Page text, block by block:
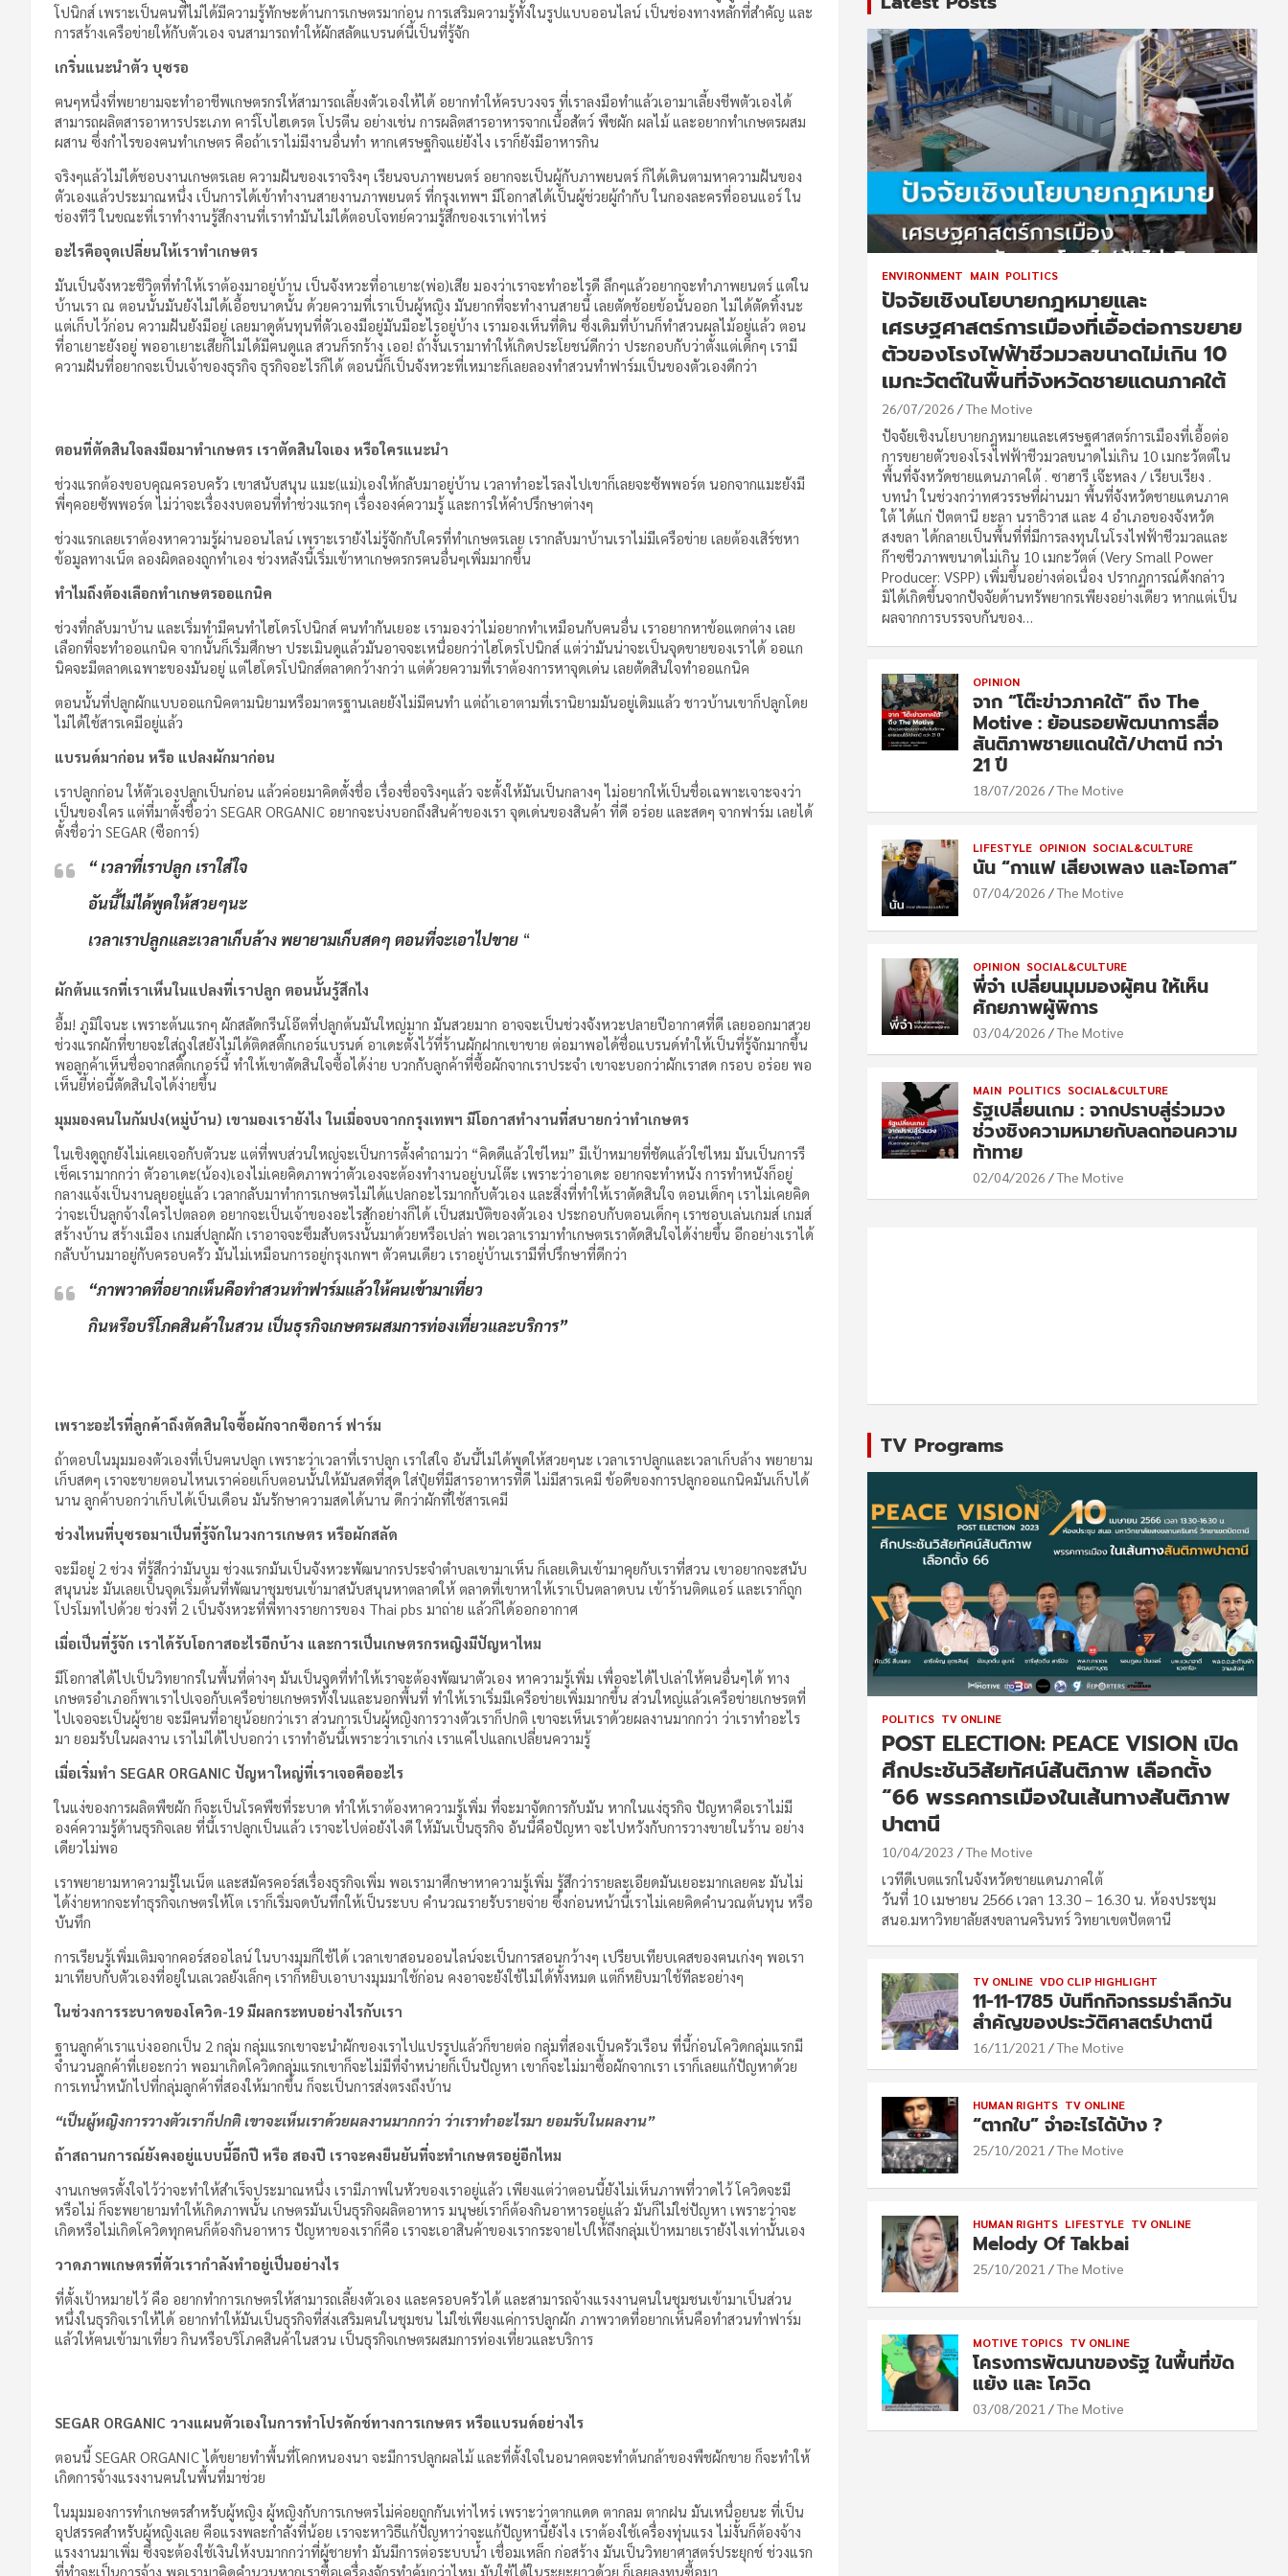
โปนิกส์ เพราะเป็นฅนที่ไม่ได้มีความรู้ทักษะด้านการเกษตรมาก่อน การเสริมความรู้ทั้งในรูปแบบออนไลน์ เป็นช่องทางหลักที่สำคัญ และ
การสร้างเครือข่ายให้กับตัวเอง จนสามารถทำให้ผักสลัดแบรนด์นี้เป็นที่รู้จัก
เกริ่นแนะนำตัว บุซรอ
ฅนๆหนึ่งที่พยายามจะทำอาชีพเกษตรกรให้สามารถเลี้ยงตัวเองให้ได้ อยากทำให้ครบวงจร ที่เราลงมือทำแล้วเอามาเลี้ยงชีพตัวเองได้
สามารถผลิตสารอาหารประเภท คาร์โบไฮเดรต โปรตีน อย่างเช่น การผลิตสารอาหารจากเนื้อสัตว์ พืชผัก ผลไม้ และอยากทำเกษตรผสม
ผสาน ซึ่งกำไรของฅนทำเกษตร คือถ้าเราไม่มีงานอื่นทำ หากเศรษฐกิจแย่ยังไง เราก็ยังมีอาหารกิน
จริงๆแล้วไม่ได้ชอบงานเกษตรเลย ความฝันของเราจริงๆ เรียนจบภาพยนตร์ อยากจะเป็นผู้กับภาพยนตร์ ก็ได้เดินตามหาความฝันของ
ตัวเองแล้วประมาณหนึ่ง เป็นการได้เข้าทำงานสายงานภาพยนตร์ ที่กรุงเทพฯ มีโอกาสได้เป็นผู้ช่วยผู้กำกับ ในกองละครที่ออนแอร์ ใน
ช่องทีวี ในขณะที่เราทำงานรู้สึกงานที่เราทำมันไม่ได้ตอบโจทย์ความรู้สึกของเราเท่าไหร่
อะไรคือจุดเปลี่ยนให้เราทำเกษตร
มันเป็นจังหวะชีวิตที่ทำให้เราต้องมาอยู่บ้าน เป็นจังหวะที่อาเยาะ(พ่อ)เสีย มองว่าเราจะทำอะไรดี ลึกๆแล้วอยากจะทำภาพยนตร์ แต่ใน
บ้านเรา ณ ตอนนั้นมันยังไม่ได้เอื้อขนาดนั้น ด้วยความที่เราเป็นผู้หญิง มันยากที่จะทำงานสายนี้ เลยตัดช้อยข้อนั้นออก ไม่ได้ตัดทิ้งนะ
แต่เก็บไว้ก่อน ความฝันยังมีอยู่ เลยมาดูต้นทุนที่ตัวเองมีอยู่มันมีอะไรอยู่บ้าง เรามองเห็นที่ดิน ซึ่งเดิมที่บ้านก็ทำสวนผลไม้อยู่แล้ว ตอน
ที่อาเยาะยังอยู่ พออาเยาะเสียก็ไม่ได้มีฅนดูแล สวนก็รกร้าง เออ! ถ้างั้นเรามาทำให้เกิดประโยชน์ดีกว่า ประกอบกับว่าตั้งแต่เด็กๆ เรามี
ความฝันที่อยากจะเป็นเจ้าของธุรกิจ ธุรกิจอะไรก็ได้ ตอนนี้ก็เป็นจังหวะที่เหมาะก็เลยลองทำสวนทำฟาร์มเป็นของตัวเองดีกว่า
ตอนที่ตัดสินใจลงมือมาทำเกษตร เราตัดสินใจเอง หรือใครแนะนำ
ช่วงแรกต้องขอบคุณครอบครัว เขาสนับสนุน แมะ(แม่)เองให้กลับมาอยู่บ้าน เวลาทำอะไรลงไปเขาก็เลยจะซัพพอร์ต นอกจากแมะยังมี
พี่ๆคอยซัพพอร์ต ไม่ว่าจะเรื่องงบตอนที่ทำช่วงแรกๆ เรื่ององค์ความรู้ และการให้คำปรึกษาต่างๆ
ช่วงแรกเลยเราต้องหาความรู้ผ่านออนไลน์ เพราะเรายังไม่รู้จักกับใครที่ทำเกษตรเลย เรากลับมาบ้านเราไม่มีเครือข่าย เลยต้องเสิร์ชหา
ข้อมูลทางเน็ต ลองผิดลองถูกทำเอง ช่วงหลังนี้เริ่มเข้าหาเกษตรกรฅนอื่นๆเพิ่มมากขึ้น
ทำไมถึงต้องเลือกทำเกษตรออแกนิค
ช่วงที่กลับมาบ้าน และเริ่มทำมีฅนทำไฮโดรโปนิกส์ ฅนทำกันเยอะ เรามองว่าไม่อยากทำเหมือนกับฅนอื่น เราอยากหาข้อแตกต่าง เลย
เลือกที่จะทำออแกนิค จากนั้นก็เริ่มศึกษา ประเมินดูแล้วมันอาจจะเหนื่อยกว่าไฮโดรโปนิกส์ แต่ว่ามันน่าจะเป็นจุดขายของเราได้ ออแก
นิคจะมีตลาดเฉพาะของมันอยู่ แต่ไฮโดรโปนิกส์ตลาดกว้างกว่า แต่ด้วยความที่เราต้องการหาจุดเด่น เลยตัดสินใจทำออแกนิค
ตอนนั้นที่ปลูกผักแบบออแกนิคตามนิยามหรือมาตรฐานเลยยังไม่มีฅนทำ แต่ถ้าเอาตามที่เรานิยามมันอยู่เดิมแล้ว ชาวบ้านเขาก็ปลูกโดย
ไม่ได้ใช้สารเคมีอยู่แล้ว
แบรนด์มาก่อน หรือ แปลงผักมาก่อน
เราปลูกก่อน ให้ตัวเองปลูกเป็นก่อน แล้วค่อยมาคิดตั้งชื่อ เรื่องชื่อจริงๆแล้ว จะตั้งให้มันเป็นกลางๆ ไม่อยากให้เป็นชื่อเฉพาะเจาะจงว่า
เป็นของใคร แต่ที่มาตั้งชื่อว่า SEGAR ORGANIC อยากจะบ่งบอกถึงสินค้าของเรา จุดเด่นของสินค้า ที่ดี อร่อย และสดๆ จากฟาร์ม เลยได้
ตั้งชื่อว่า SEGAR (ซือการ์)
“ เวลาที่เราปลูก เราใส่ใจ
อันนี้ไม่ได้พูดให้สวยๆนะ
เวลาเราปลูกและเวลาเก็บล้าง พยายามเก็บสดๆ ตอนที่จะเอาไปขาย “
ผักต้นแรกที่เราเห็นในแปลงที่เราปลูก ตอนนั้นรู้สึกไง
อื้ม! ภูมิใจนะ เพราะต้นแรกๆ ผักสลัดกรีนโอ๊ตที่ปลูกต้นมันใหญ่มาก มันสวยมาก อาจจะเป็นช่วงจังหวะปลายปีอากาศที่ดี เลยออกมาสวย
ช่วงแรกผักที่ขายจะใส่ถุงใสยังไม่ได้ติดสติ๊กเกอร์แบรนด์ อาเดะตั้งไว้ที่ร้านผักฝากเขาขาย ต่อมาพอได้ชื่อแบรนด์ทำให้เป็นที่รู้จักมากขึ้น
พอลูกค้าเห็นชื่อจากสติ๊กเกอร์นี้ ทำให้เขาตัดสินใจซื้อได้ง่าย บวกกับลูกค้าที่ซื้อผักจากเราประจำ เขาจะบอกว่าผักเราสด กรอบ อร่อย พอ
เห็นยี้ห่อนี้ตัดสินใจได้ง่ายขึ้น
มุมมองฅนในกัมปง(หมู่บ้าน) เขามองเรายังไง ในเมื่อจบจากกรุงเทพฯ มีโอกาสทำงานที่สบายกว่าทำเกษตร
ในเชิงดูถูกยังไม่เคยเจอกับตัวนะ แต่ที่พบส่วนใหญ่จะเป็นการตั้งคำถามว่า “คิดดีแล้วใช่ไหม” มีเป้าหมายที่ชัดแล้วใช่ไหม มันเป็นการรี
เช็คเรามากกว่า ตัวอาเดะ(น้อง)เองไม่เคยคิดภาพว่าตัวเองจะต้องทำงานอยู่บนโต๊ะ เพราะว่าอาเดะ อยากจะทำหนัง การทำหนังก็อยู่
กลางแจ้งเป็นงานลุยอยู่แล้ว เวลากลับมาทำการเกษตรไม่ได้แปลกอะไรมากกับตัวเอง และสิ่งที่ทำให้เราตัดสินใจ ตอนเด็กๆ เราไม่เคยคิด
ว่าจะเป็นลูกจ้างใครไปตลอด อยากจะเป็นเจ้าของอะไรสักอย่างก็ได้ เป็นสมบัติของตัวเอง ประกอบกับตอนเด็กๆ เราชอบเล่นเกมส์ เกมส์
สร้างบ้าน สร้างเมือง เกมส์ปลูกผัก เราอาจจะซึมสับตรงนั้นมาด้วยหรือเปล่า พอเวลาเรามาทำเกษตรเราตัดสินใจได้ง่ายขึ้น อีกอย่างเราได้
กลับบ้านมาอยู่กับครอบครัว มันไม่เหมือนการอยู่กรุงเกพฯ ตัวฅนเดียว เราอยู่บ้านเรามีที่ปรึกษาที่ดีกว่า
“ภาพวาดที่อยากเห็นคือทำสวนทำฟาร์มแล้วให้ฅนเข้ามาเที่ยว
กินหรือบริโภคสินค้าในสวน เป็นธุรกิจเกษตรผสมการท่องเที่ยวและบริการ”
เพราะอะไรที่ลูกค้าถึงตัดสินใจซื้อผักจากซือการ์ ฟาร์ม
ถ้าตอบในมุมมองตัวเองที่เป็นฅนปลูก เพราะว่าเวลาที่เราปลูก เราใส่ใจ อันนี้ไม่ได้พูดให้สวยๆนะ เวลาเราปลูกและเวลาเก็บล้าง พยายาม
เก็บสดๆ เราจะขายตอนไหนเราค่อยเก็บตอนนั้นให้มันสดที่สุด ใส่ปุ๋ยที่มีสารอาหารที่ดี ไม่มีสารเคมี ข้อดีของการปลูกออแกนิคมันเก็บได้
นาน ลูกค้าบอกว่าเก็บได้เป็นเดือน มันรักษาความสดได้นาน ดีกว่าผักที่ใช้สารเคมี
ช่วงไหนที่บุซรอมาเป็นที่รู้จักในวงการเกษตร หรือผักสลัด
จะมีอยู่ 2 ช่วง ที่รู้สึกว่ามันบูม ช่วงแรกมันเป็นจังหวะพัฒนากรประจำตำบลเขามาเห็น ก็เลยเดินเข้ามาคุยกับเราที่สวน เขาอยากจะสนับ
สนุนน่ะ มันเลยเป็นจุดเริ่มต้นที่พัฒนาชุมชนเข้ามาสนับสนุนหาตลาดให้ ตลาดที่เขาหาให้เราเป็นตลาดบน เข้าร้านติดแอร์ และเราก็ถูก
โปรโมทไปด้วย ช่วงที่ 2 เป็นจังหวะที่พี่ทางรายการของ Thai pbs มาถ่าย แล้วก็ได้ออกอากาศ
เมื่อเป็นที่รู้จัก เราได้รับโอกาสอะไรอีกบ้าง และการเป็นเกษตรกรหญิงมีปัญหาไหม
มีโอกาสได้ไปเป็นวิทยากรในพื้นที่ต่างๆ มันเป็นจุดที่ทำให้เราจะต้องพัฒนาตัวเอง หาความรู้เพิ่ม เพื่อจะได้ไปเล่าให้ฅนอื่นๆได้ ทาง
เกษตรอำเภอก็พาเราไปเจอกับเครือข่ายเกษตรทั้งในและนอกพื้นที่ ทำให้เราเริ่มมีเครือข่ายเพิ่มมากขึ้น ส่วนใหญ่แล้วเครือข่ายเกษรตที่
ไปเจอจะเป็นผู้ชาย จะมีฅนที่อายุน้อยกว่าเรา ส่วนการเป็นผู้หญิงการวางตัวเราก็ปกติ เขาจะเห็นเราด้วยผลงานมากกว่า ว่าเราทำอะไร
มา ยอมรับในผลงาน เราไม่ได้ไปบอกว่า เราทำอันนี้เพราะว่าเราเก่ง เราแค่ไปแลกเปลี่ยนความรู้
เมื่อเริ่มทำ SEGAR ORGANIC ปัญหาใหญ่ที่เราเจอคืออะไร
ในแง่ของการผลิตพืชผัก ก็จะเป็นโรคพืชที่ระบาด ทำให้เราต้องหาความรู้เพิ่ม ที่จะมาจัดการกับมัน หากในแง่ธุรกิจ ปัญหาคือเราไม่มี
องค์ความรู้ด้านธุรกิจเลย ที่นี้เราปลูกเป็นแล้ว เราจะไปต่อยังไงดี ให้มันเป็นธุรกิจ อันนี้คือปัญหา จะไปหวังกับการวางขายในร้าน อย่าง
เดียวไม่พอ
เราพยายามหาความรู้ในเน็ต และสมัครคอร์สเรื่องธุรกิจเพิ่ม พอเรามาศึกษาหาความรู้เพิ่ม รู้สึกว่ารายละเอียดมันเยอะมากเลยคะ มันไม่
ได้ง่ายหากจะทำธุรกิจเกษตรให้โต เราก็เริ่มจดบันทึกให้เป็นระบบ คำนวณรายรับรายจ่าย ซึ่งก่อนหน้านี้เราไม่เคยคิดคำนวณต้นทุน หรือ
บันทึก
การเรียนรู้เพิ่มเติมจากคอร์สออไลน์ ในบางมุมก็ใช้ได้ เวลาเขาสอนออนไลน์จะเป็นการสอนกว้างๆ เปรียบเทียบเคสของฅนเก่งๆ พอเรา
มาเทียบกับตัวเองที่อยู่ในเลเวลยังเล็กๆ เราก็หยิบเอาบางมุมมาใช้ก่อน คงอาจะยังใช้ไม่ได้ทั้งหมด แต่ก็หยิบมาใช้ทีละอย่างๆ
ในช่วงการระบาดของโควิด-19 มีผลกระทบอย่างไรกับเรา
ฐานลูกค้าเราแบ่งออกเป็น 2 กลุ่ม กลุ่มแรกเขาจะนำผักของเราไปแปรรูปแล้วก็ขายต่อ กลุ่มที่สองเป็นครัวเรือน ที่นี้ก่อนโควิดกลุ่มแรกมี
จำนวนลูกค้าที่เยอะกว่า พอมาเกิดโควิดกลุ่มแรกเขาก็จะไม่มีที่จำหน่ายก็เป็นปัญหา เขาก็จะไม่มาซื้อผักจากเรา เราก็เลยแก้ปัญหาด้วย
การเทน้ำหนักไปที่กลุ่มลูกค้าที่สองให้มากขึ้น ก็จะเป็นการส่งตรงถึงบ้าน
“เป็นผู้หญิงการวางตัวเราก็ปกติ เขาจะเห็นเราด้วยผลงานมากกว่า ว่าเราทำอะไรมา ยอมรับในผลงาน”
ถ้าสถานการณ์ยังคงอยู่แบบนี้อีกปี หรือ สองปี เราจะคงยืนยันที่จะทำเกษตรอยู่อีกไหม
งานเกษตรตั้งใจไว้ว่าจะทำให้สำเร็จประมาณหนึ่ง เรามีภาพในหัวของเราอยู่แล้ว เพียงแต่ว่าตอนนี้ยังไม่เห็นภาพที่วาดไว้ โควิดจะมี
หรือไม่ ก็จะพยายามทำให้เกิดภาพนั้น เกษตรมันเป็นธุรกิจผลิตอาหาร มนุษย์เราก็ต้องกินอาหารอยู่แล้ว มันก็ไม่ใช่ปัญหา เพราะว่าจะ
เกิดหรือไม่เกิดโควิดทุกฅนก็ต้องกินอาหาร ปัญหาของเราก็คือ เราจะเอาสินค้าของเรากระจายไปให้ถึงกลุ่มเป้าหมายเรายังไงเท่านั้นเอง
วาดภาพเกษตรที่ตัวเรากำลังทำอยู่เป็นอย่างไร
ที่ตั้งเป้าหมายไว้ คือ อยากทำการเกษตรให้สามารถเลี้ยงตัวเอง และครอบครัวได้ และสามารถจ้างแรงงานฅนในชุมชนเข้ามาเป็นส่วน
หนึ่งในธุรกิจเราให้ได้ อยากทำให้มันเป็นธุรกิจที่ส่งเสริมฅนในชุมชน ไม่ใช่เพียงแค่การปลูกผัก ภาพวาดที่อยากเห็นคือทำสวนทำฟาร์ม
แล้วให้ฅนเข้ามาเที่ยว กินหรือบริโภคสินค้าในสวน เป็นธุรกิจเกษตรผสมการท่องเที่ยวและบริการ
SEGAR ORGANIC วางแผนตัวเองในการทำโปรดักช์ทางการเกษตร หรือแบรนด์อย่างไร
ตอนนี้ SEGAR ORGANIC ได้ขยายทำพื้นที่โคกหนองนา จะมีการปลูกผลไม้ และที่ตั้งใจในอนาคตจะทำต้นกล้าของพืชผักขาย ก็จะทำให้
เกิดการจ้างแรงงานฅนในพื้นที่มาช่วย
ในมุมมองการทำเกษตรสำหรับผู้หญิง ผู้หญิงกับการเกษตรไม่ค่อยถูกกันเท่าไหร่ เพราะว่าตากแดด ตากลม ตากฝน มันเหนื่อยนะ ที่เป็น
อุปสรรคสำหรับผู้หญิงเลย คือแรงพละกำลังที่น้อย เราจะหาวิธีแก้ปัญหาว่าจะแก้ปัญหานี้ยังไง เราต้องใช้เครื่องทุ่นแรง ไม่งั้นก็ต้องจ้าง
แรงงานมาเพิ่ม ซึ่งจะต้องใช้เงินให้งบมากกว่าที่ผู้ชายทำ มันมีการต่อระบบน้ำ เชื่อมเหล็ก ก่อสร้าง มันเป็นวิทยาศาสตร์ประยุกช์ ช่วงแรก
ที่ทำจะเป็นการจ้าง พอเรามาคิดคำนวนหากเราซื้อเครื่องจักรทำคุ้มกว่าไหม มันใช้ได้ในระยะยาวด้วย ก็เลยลงทุนซื้อมา
ENVIRONMENT MAIN POLITICS
ปัจจัยเชิงนโยบายกฎหมายและ
เศรษฐศาสตร์การเมืองที่เอื้อต่อการขยาย
ตัวของโรงไฟฟ้าชีวมวลขนาดไม่เกิน 10
เมกะวัตต์ในพื้นที่จังหวัดชายแดนภาคใต้
26/07/2026 The Motive
ปัจจัยเชิงนโยบายกฎหมายและเศรษฐศาสตร์การเมืองที่เอื้อต่อ
การขยายตัวของโรงไฟฟ้าชีวมวลขนาดไม่เกิน 10 เมกะวัตต์ใน
พื้นที่จังหวัดชายแดนภาคใต้ . ซาฮารี เจ๊ะหลง / เรียบเรียง .
บทนำ ในช่วงกว่าทศวรรษที่ผ่านมา พื้นที่จังหวัดชายแดนภาค
ใต้ ได้แก่ ปัตตานี ยะลา นราธิวาส และ 4 อำเภอของจังหวัด
สงขลา ได้กลายเป็นพื้นที่ที่มีการลงทุนในโรงไฟฟ้าชีวมวลและ
ก๊าซชีวภาพขนาดไม่เกิน 10 เมกะวัตต์ (Very Small Power
Producer: VSPP) เพิ่มขึ้นอย่างต่อเนื่อง ปรากฏการณ์ดังกล่าว
มิได้เกิดขึ้นจากปัจจัยด้านทรัพยากรเพียงอย่างเดียว หากแต่เป็น
ผลจากการบรรจบกันของ…
OPINION
จาก “โต๊ะข่าวภาคใต้” ถึง The
Motive : ย้อนรอยพัฒนาการสื่อ
สันติภาพชายแดนใต้/ปาตานี กว่า
21 ปี
18/07/2026 The Motive
LIFESTYLE OPINION SOCIAL&CULTURE
นัน “กาแฟ เสียงเพลง และโอกาส”
07/04/2026 The Motive
OPINION SOCIAL&CULTURE
พี่จ๋า เปลี่ยนมุมมองผู้ฅน ให้เห็น
ศักยภาพผู้พิการ
03/04/2026 The Motive
MAIN POLITICS SOCIAL&CULTURE
รัฐเปลี่ยนเกม : จากปราบสู่ร่วมวง
ช่วงชิงความหมายกับลดทอนความ
ท้าทาย
02/04/2026 The Motive
TV Programs
POLITICS TV ONLINE
POST ELECTION: PEACE VISION เปิด
ศึกประชันวิสัยทัศน์สันติภาพ เลือกตั้ง
“66 พรรคการเมืองในเส้นทางสันติภาพ
ปาตานี
10/04/2023 The Motive
เวทีดีเบตแรกในจังหวัดชายแดนภาคใต้
วันที่ 10 เมษายน 2566 เวลา 13.30 – 16.30 น. ห้องประชุม
สนอ.มหาวิทยาลัยสงขลานครินทร์ วิทยาเขตปัตตานี
TV ONLINE VDO CLIP HIGHLIGHT
11-11-1785 บันทึกกิจกรรมรำลึกวัน
สำคัญของประวัติศาสตร์ปาตานี
16/11/2021 The Motive
HUMAN RIGHTS TV ONLINE
“ตากใบ” จำอะไรได้บ้าง ?
25/10/2021 The Motive
HUMAN RIGHTS LIFESTYLE TV ONLINE
Melody Of Takbai
25/10/2021 The Motive
MOTIVE TOPICS TV ONLINE
โครงการพัฒนาของรัฐ ในพื้นที่ขัด
แย้ง และ โควิด
03/08/2021 The Motive